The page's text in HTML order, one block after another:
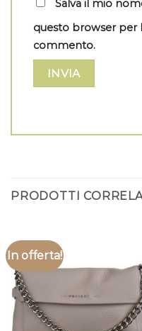
Salva il mio
questo browser per
commento.
PRODOTTI
In offerta!